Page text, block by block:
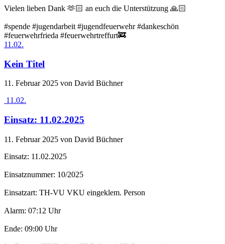
Vielen lieben Dank 🫶🏻 an euch die Unterstützung 🙏🏻
#spende #jugendarbeit #jugendfeuerwehr #dankeschön
#feuerwehrfrieda #feuerwehrtreffurt🚒
11.02.
Kein Titel
11. Februar 2025 von David Büchner
11.02.
Einsatz: 11.02.2025
11. Februar 2025 von David Büchner
Einsatz: 11.02.2025
Einsatznummer: 10/2025
Einsatzart: TH-VU VKU eingeklem. Person
Alarm: 07:12 Uhr
Ende: 09:00 Uhr